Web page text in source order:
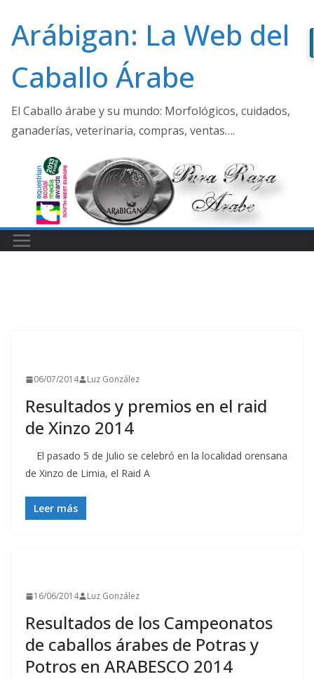
contenido
Arábigan: La Web del
Caballo Árabe
El Caballo árabe y su mundo: Morfológicos, cuidados,
ganaderías, veterinaria, compras, ventas….
06/07/2014 Luz González
Resultados y premios en el raid
de Xinzo 2014
El pasado 5 de Julio se celebró en la localidad orensana
de Xinzo de Limia, el Raid A
Leer más
16/06/2014 Luz González
Resultados de los Campeonatos
de caballos árabes de Potras y
Potros en ARABESCO 2014